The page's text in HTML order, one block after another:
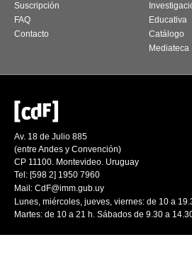
Suscripción
FAQ
Contacto
Educativa
Catálogo
Mediateca
Av. 18 de Julio 885
(entre Andes y Convención)
CP 11100. Montevideo. Uruguay
Tel: [598 2] 1950 7960
Mail: CdF@imm.gub.uy
Lunes, miércoles, jueves, viernes: de 10 a
Martes: de 10 a 21 h. Sábados de 9.30 a